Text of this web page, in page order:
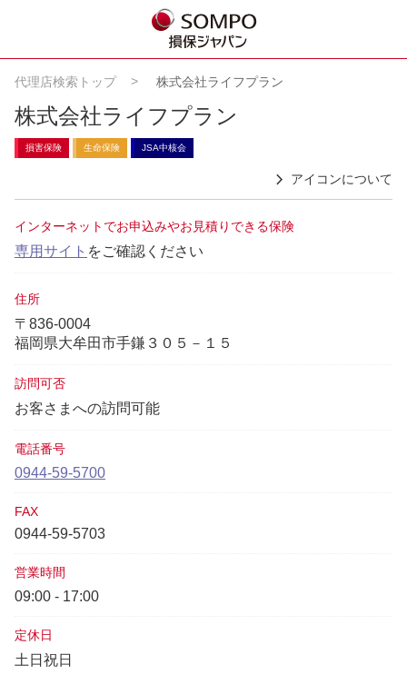
代理店検索トップ 株式会社ライフプラン
株式会社ライフプラン
損害保険 生命保険 JSA中核会
アイコンについて
インターネットでお申込みやお見積りできる保険
専用サイト をご確認ください
住所
〒836-0004
福岡県大牟田市手鎌３０５－１５
訪問可否
お客さまへの訪問可能
電話番号
0944-59-5700
FAX
0944-59-5703
営業時間
09:00 - 17:00
定休日
土日祝日